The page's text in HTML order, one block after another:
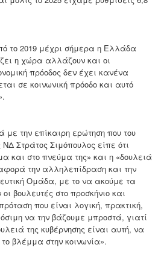
το 2019 μέχρι σήμερα η Ελλάδα
η χώρα αλλάζουν και οι
πρόοδος δεν έχει κανένα
σε κοινωνική πρόοδο και αυτό
με την επίκαιρη ερώτηση που του
Στράτος Σιμόπουλος είπε ότι
και στο πνεύμα της» και η «δουλειά
την αλληλεπίδραση και την
Ομάδα, με το να ακούμε τα
βουλευτές στο προσκήνιο και
που είναι λογική, πρακτική,
να την βάζουμε μπροστά, γιατί
της κυβέρνησης είναι αυτή, να
βλέμμα στην κοινωνία».